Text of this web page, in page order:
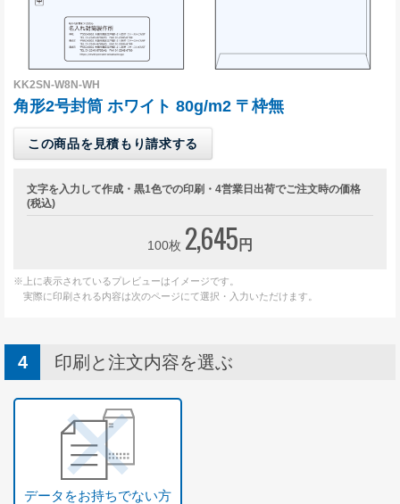
KK2SN-W8N-WH
角形2号封筒 ホワイト 80g/m2 〒枠無
この商品を見積もり請求する
文字を入力して作成・黒1色での印刷・4営業日出荷でご注文時の価格
(税込)
100枚 2,645 円
※上に表示されているプレビューはイメージです。
実際に印刷される内容は次のページにて選択・入力いただけます。
印刷と注文内容を選ぶ
データをお持ちでない方